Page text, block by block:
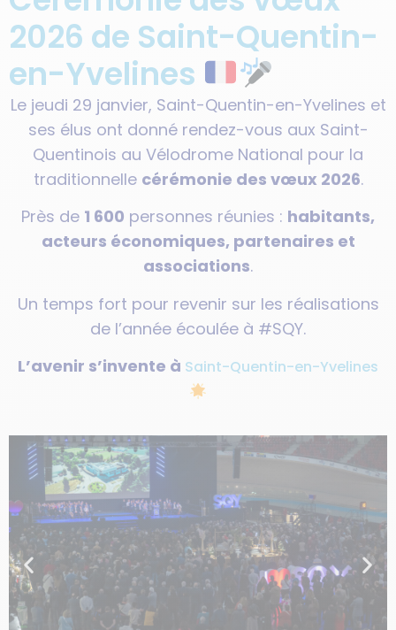
2026 de Saint-Quentin-
en-Yvelines
Le jeudi 29 janvier, Saint-Quentin-en-Yvelines et
ses élus ont donné rendez-vous aux Saint-
Quentinois au Vélodrome National pour la
traditionnelle cérémonie des vœux 2026.
Près de 1 600 personnes réunies : habitants,
acteurs économiques, partenaires et
associations.
Un temps fort pour revenir sur les réalisations
de l’année écoulée à #SQY.
L’avenir s’invente à Saint-Quentin-en-Yvelines